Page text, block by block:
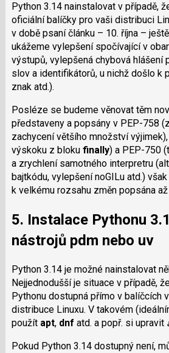
Python 3.14 nainstalovat v případě,
oficiální balíčky pro vaši distribuci
v době psaní článku – 10. října –
ukážeme vylepšení spočívající v
výstupů, vylepšená chybová hlášení
slov a identifikátorů, u nichž došlo k
znak atd.).
Posléze se budeme věnovat těm
představeny a popsány v PEP-758
zachycení většího množství
výskoku z bloku finally) a PEP-750
a zrychlení samotného interpretru
bajtkódu, vylepšení noGILu atd.)
k velkému rozsahu změn popsána
5. Instalace Pythonu
nástrojů pdm nebo uv
Python 3.14 je možné nainstalovat
Nejjednodušší je situace v případě,
Pythonu dostupná přímo v balíčcích
distribuce Linuxu. V takovém
použít apt, dnf atd. a popř. si upravit
Pokud Python 3.14 dostupný není,